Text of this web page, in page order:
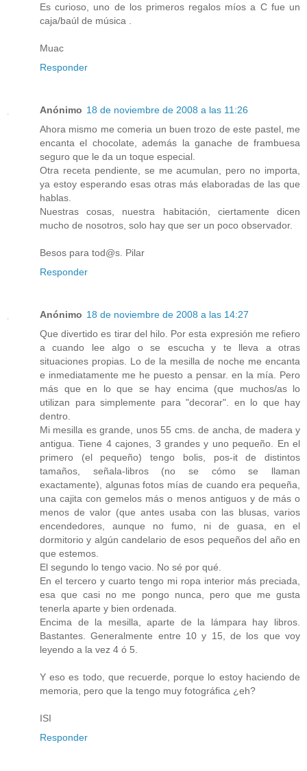
Es curioso, uno de los primeros regalos míos a C fue un
caja/baúl de música .
Muac
Responder
Anónimo 18 de noviembre de 2008 a las 11:26
Ahora mismo me comeria un buen trozo de este pastel, me
encanta el chocolate, además la ganache de frambuesa
seguro que le da un toque especial.
Otra receta pendiente, se me acumulan, pero no importa,
ya estoy esperando esas otras más elaboradas de las que
hablas.
Nuestras cosas, nuestra habitación, ciertamente dicen
mucho de nosotros, solo hay que ser un poco observador.
Besos para tod@s. Pilar
Responder
Anónimo 18 de noviembre de 2008 a las 14:27
Que divertido es tirar del hilo. Por esta expresión me refiero
a cuando lee algo o se escucha y te lleva a otras
situaciones propias. Lo de la mesilla de noche me encanta
e inmediatamente me he puesto a pensar. en la mía. Pero
más que en lo que se hay encima (que muchos/as lo
utilizan para simplemente para "decorar". en lo que hay
dentro.
Mi mesilla es grande, unos 55 cms. de ancha, de madera y
antigua. Tiene 4 cajones, 3 grandes y uno pequeño. En el
primero (el pequeño) tengo bolis, pos-it de distintos
tamaños, señala-libros (no se cómo se llaman
exactamente), algunas fotos mías de cuando era pequeña,
una cajita con gemelos más o menos antiguos y de más o
menos de valor (que antes usaba con las blusas, varios
encendedores, aunque no fumo, ni de guasa, en el
dormitorio y algún candelario de esos pequeños del año en
que estemos.
El segundo lo tengo vacio. No sé por qué.
En el tercero y cuarto tengo mi ropa interior más preciada,
esa que casi no me pongo nunca, pero que me gusta
tenerla aparte y bien ordenada.
Encima de la mesilla, aparte de la lámpara hay libros.
Bastantes. Generalmente entre 10 y 15, de los que voy
leyendo a la vez 4 ó 5.
Y eso es todo, que recuerde, porque lo estoy haciendo de
memoria, pero que la tengo muy fotográfica ¿eh?
ISI
Responder